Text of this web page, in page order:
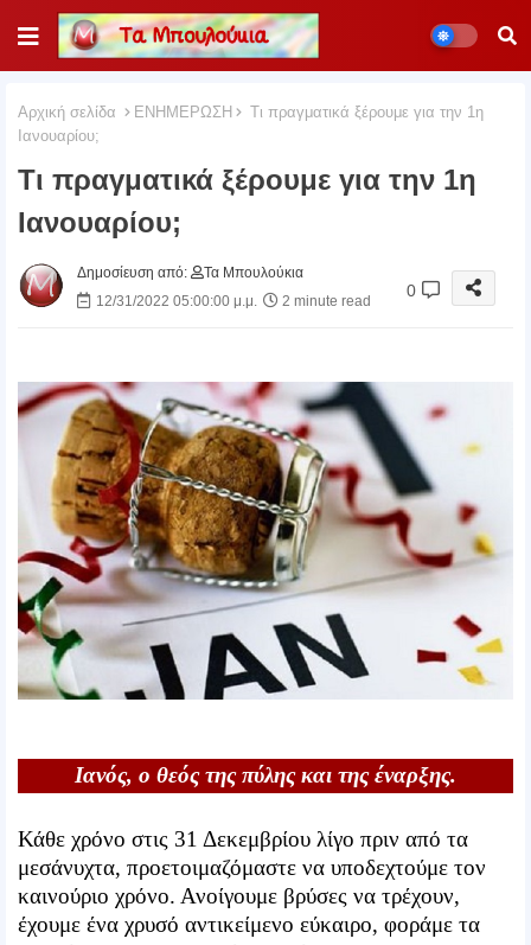
Αρχική σελίδα ΕΝΗΜΕΡΩΣΗ
Τι πραγματικά ξέρουμε για την 1η
Ιανουαρίου;
Τι πραγματικά ξέρουμε για την 1η
Ιανουαρίου;
Δημοσίευση από:
Τα Μπουλούκια
12/31/2022 05:00:00 μ.μ.
2 minute read
0
Ιανός, ο θεός της πύλης και της έναρξης.
Κάθε χρόνο στις 31 Δεκεμβρίου λίγο πριν από τα
μεσάνυχτα, προετοιμαζόμαστε να υποδεχτούμε τον
καινούριο χρόνο. Ανοίγουμε βρύσες να τρέχουν,
έχουμε ένα χρυσό αντικείμενο εύκαιρο, φοράμε τα